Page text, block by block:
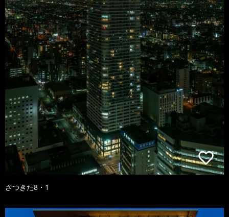
さつきた8・1